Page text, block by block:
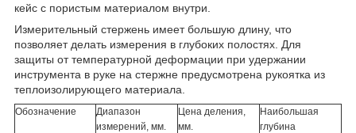
кейс с пористым материалом внутри.
Измерительный стержень имеет большую длину, что
позволяет делать измерения в глубоких полостях. Для
защиты от температурной деформации при удержании
инструмента в руке на стержне предусмотрена рукоятка из
теплоизолирующего материала.
Обозначение
Диапазон
измерений, мм.
Цена деления,
мм.
Наибольшая
глубина